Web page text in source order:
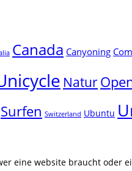
Canada Canyoning
Natur
Surfen Switzerland Ubuntu
eine website braucht oder